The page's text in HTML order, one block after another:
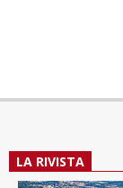
LA RIVISTA